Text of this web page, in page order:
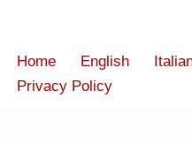
Home English
Privacy Policy